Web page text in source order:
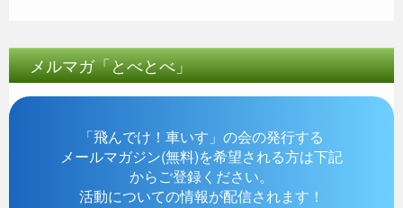
メルマガ「とべとべ」
「飛んでけ！車いす」の会の発行する
メールマガジン(無料)を希望される方は下記
からご登録ください。
活動についての情報が配信されます！